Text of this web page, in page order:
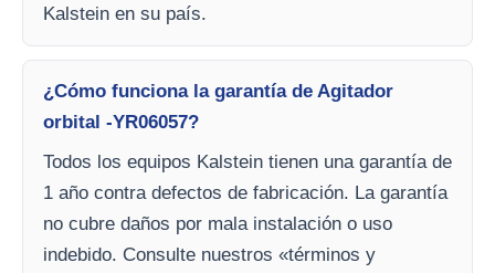
Kalstein en su país.
¿Cómo funciona la garantía de Agitador
orbital -YR06057?
Todos los equipos Kalstein tienen una garantía de
1 año contra defectos de fabricación. La garantía
no cubre daños por mala instalación o uso
indebido. Consulte nuestros «términos y